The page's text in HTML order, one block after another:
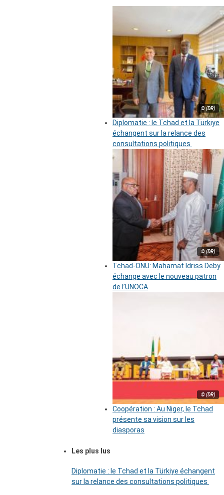
© (DR)
Diplomatie : le Tchad et la Türkiye
échangent sur la relance des
consultations politiques
© (DR)
Tchad-ONU: Mahamat Idriss Deby
échange avec le nouveau patron
de l’UNOCA
© (DR)
Coopération : Au Niger, le Tchad
présente sa vision sur les
diasporas
Les plus lus
Diplomatie : le Tchad et la Türkiye échangent
sur la relance des consultations politiques